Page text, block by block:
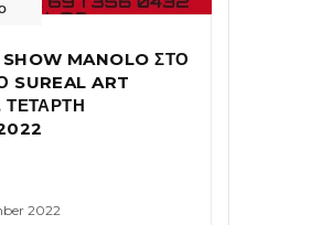
SHOW MANOLO ΣΤΟ
SUREAL ART
ΤΕΤΑΡΤΗ
2022